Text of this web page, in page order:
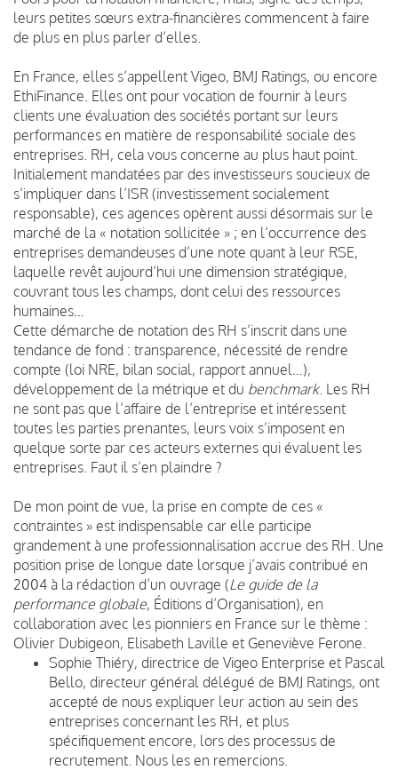
leurs petites sœurs extra-financières commencent à faire
de plus en plus parler d’elles.
En France, elles s’appellent Vigeo, BMJ Ratings, ou encore
EthiFinance. Elles ont pour vocation de fournir à leurs
clients une évaluation des sociétés portant sur leurs
performances en matière de responsabilité sociale des
entreprises. RH, cela vous concerne au plus haut point.
Initialement mandatées par des investisseurs soucieux de
s’impliquer dans l’ISR (investissement socialement
responsable), ces agences opèrent aussi désormais sur le
marché de la « notation sollicitée » ; en l’occurrence des
entreprises demandeuses d’une note quant à leur RSE,
laquelle revêt aujourd’hui une dimension stratégique,
couvrant tous les champs, dont celui des ressources
humaines…
Cette démarche de notation des RH s’inscrit dans une
tendance de fond : transparence, nécessité de rendre
compte (loi NRE, bilan social, rapport annuel…),
développement de la métrique et du benchmark. Les RH
ne sont pas que l’affaire de l’entreprise et intéressent
toutes les parties prenantes, leurs voix s’imposent en
quelque sorte par ces acteurs externes qui évaluent les
entreprises. Faut il s’en plaindre ?
De mon point de vue, la prise en compte de ces «
contraintes » est indispensable car elle participe
grandement à une professionnalisation accrue des RH. Une
position prise de longue date lorsque j’avais contribué en
2004 à la rédaction d’un ouvrage (Le guide de la
performance globale, Éditions d’Organisation), en
collaboration avec les pionniers en France sur le thème :
Olivier Dubigeon, Elisabeth Laville et Geneviève Ferone.
Sophie Thiéry, directrice de Vigeo Enterprise et Pascal
Bello, directeur général délégué de BMJ Ratings, ont
accepté de nous expliquer leur action au sein des
entreprises concernant les RH, et plus
spécifiquement encore, lors des processus de
recrutement. Nous les en remercions.